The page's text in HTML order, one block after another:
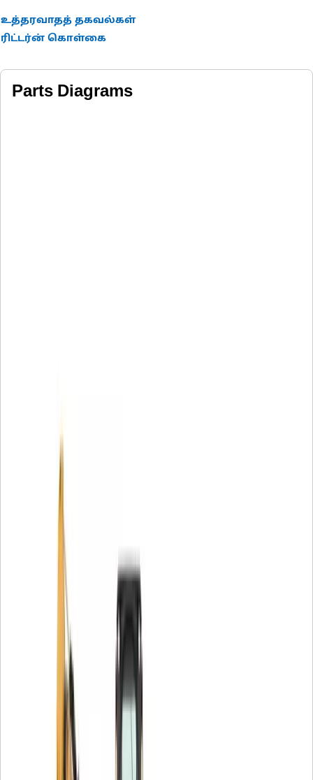
உத்தரவாதத் தகவல்கள்
ரிட்டர்ன் கொள்கை
Parts Diagrams